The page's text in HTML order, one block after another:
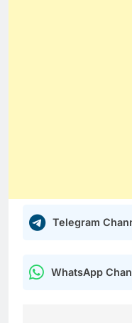
Telegram
WhatsApp